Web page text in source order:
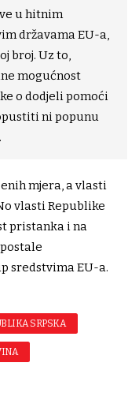
u hitnim
državama EU-a,
broj. Uz to,
mogućnost
o dodjeli pomoći
ni popunu
mjera, a vlasti
vlasti Republike
pristanka i na
sredstvima EU-a.
SRPSKA